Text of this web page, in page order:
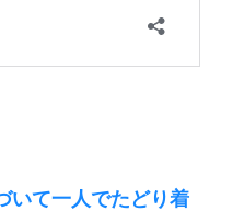
いて一人でたどり着